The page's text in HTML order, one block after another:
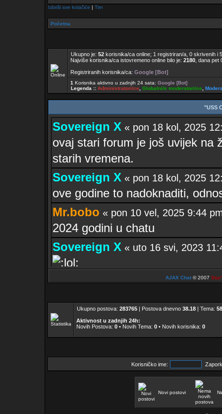
Izbriši sve kolačiće | Tim
Početna
Ukupno je: 52 korisnika/ca online; 1 registriran/a, 0 skrivenih i
Najviše korisnika/ca istovremeno online bilo je: 2180 , dana
Registriranih korisnika/ca: Google [Bot]
1 Korisnika aktivno u zadnjih 24 sata: Google [Bot]
Legenda :: Administratori/ce Globalni/e moderatori/ce
"USS
Sovereign X « pon 18 kol, 2025
ovaj stari forum je još uvijek na
starih vremena.
Sovereign X « pon 18 kol, 2025
ove godine to nadoknaditi,
Mr.bobo « pon 10 vel, 2025 9:44
2024 godini u chatu
Sovereign X « uto 16 svi, 2023
El Zvonko« uto 16 svi, 2023
Mr.bobo« sub 13 svi, 2023 10:11
nakon godine dana... ZAKAJ
to ispravio. Valjda buš
« ned 03 tra, 2022 11:02
AJAX Chat © 2007
Ukupno postova: 283765 | Postova dnevno 38.18 | Tema:
Aktivnost u zadnjih 24h:
Novih Postova: 0 • Novih Tema: 0 • Novih korisnika: 0
Korisničko ime:
Novi postovi